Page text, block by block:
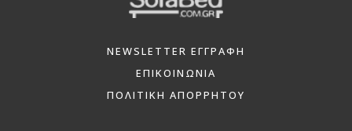
NEWSLETTER ΕΓΓΡΑΦΗ
ΕΠΙΚΟΙΝΩΝΙΑ
ΠΟΛΙΤΙΚΗ ΑΠΟΡΡΗΤΟΥ